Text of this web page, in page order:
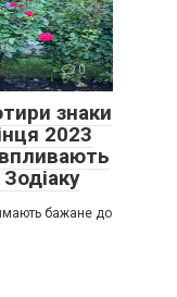
0
знаки
2023
впливають
бажане до